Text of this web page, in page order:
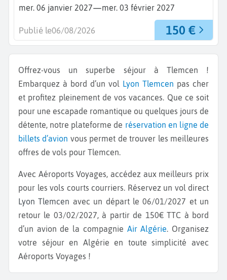
mer. 06 janvier 2027—mer. 03 février 2027
150 €
Publié le06/08/2026
Offrez-vous un superbe séjour à Tlemcen !
Embarquez à bord d’un vol Lyon Tlemcen pas cher
et profitez pleinement de vos vacances. Que ce soit
pour une escapade romantique ou quelques jours de
détente, notre plateforme de réservation en ligne de
billets d’avion vous permet de trouver les meilleures
offres de vols pour Tlemcen.
Avec Aéroports Voyages, accédez aux meilleurs prix
pour les vols courts courriers. Réservez un vol direct
Lyon Tlemcen avec un départ le 06/01/2027 et un
retour le 03/02/2027, à partir de 150€ TTC à bord
d’un avion de la compagnie Air Algérie. Organisez
votre séjour en Algérie en toute simplicité avec
Aéroports Voyages !